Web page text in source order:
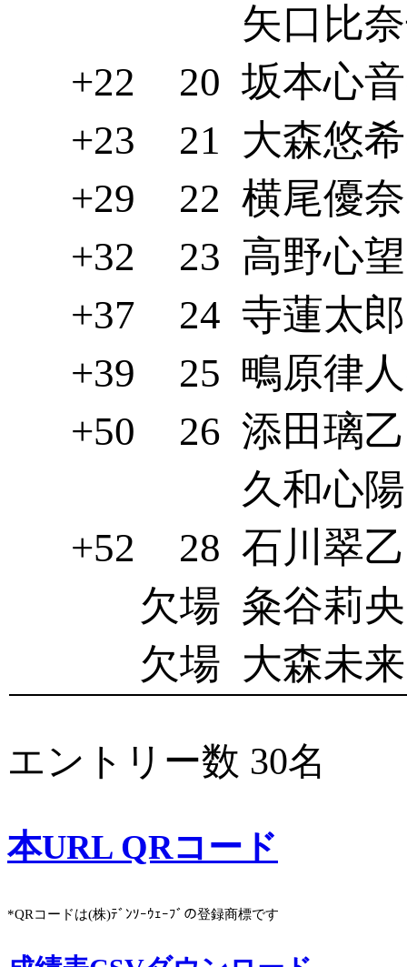
矢口比
+22
20 坂本心
+23
21 大森悠
+29
22 横尾優
+32
23 高野心
+37
24 寺蓮太
+39
25 鴫原律
+50
26 添田璃
久和心
+52
28 石川翠
欠場 粂谷莉央
欠場 大森未来
エントリー数 30名
本URL QRコード
*QRコードは(株)ﾃﾞﾝｿｰｳｪｰﾌﾞの登録商標です